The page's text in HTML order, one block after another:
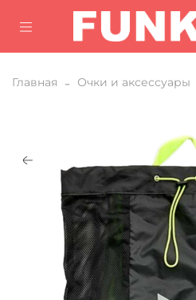
Главная Очки и аксессуары